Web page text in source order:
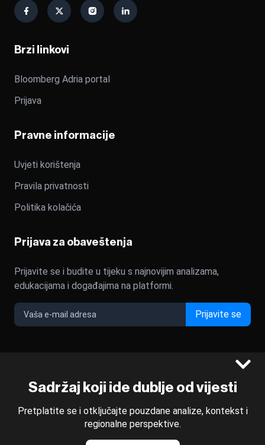
Sadržaj koji ide dublje od vijesti
Pretplatite se i otključajte pouzdane analize, kontekst i
regionalne perspektive.
Brzi linkovi
Bloomberg Adria portal
Prijava
Pravne informacije
Uvjeti korištenja
Pravila privatnosti
Politika kolačića
Prijava za obaveštenja
Prijavite se i budite u tijeku s najnovijim analizama,
edukacijama i događajima na platformi.
Prijavite se
©2022 - 2026 Bloomberg L.P. All Rights Reserved. BLOOMBERG
and the BLOOMBERG logo are registered trademarks and
displayed with permission
Bloomberg Adria is a Mtel Swiss SA Property
News CMS by Cubes